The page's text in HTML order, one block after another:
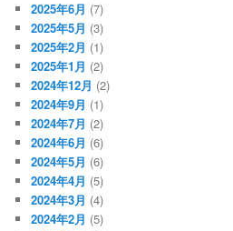
2025年6月 (7)
2025年5月 (3)
2025年2月 (1)
2025年1月 (2)
2024年12月 (2)
2024年9月 (1)
2024年7月 (2)
2024年6月 (6)
2024年5月 (6)
2024年4月 (5)
2024年3月 (4)
2024年2月 (5)